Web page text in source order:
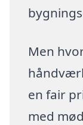
Men
en fair
med